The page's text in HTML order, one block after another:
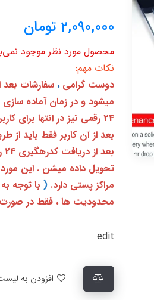
2,090,000 تومان
محصول مورد نظر موجود
نکات مهم:
دوست گرامی ، سفارشات
میشود و در زمان آماده
24 رقمی نیز در انتها برای کاربر پیامک خواهد شد
تحویل داده میشن . این
مراکز پستی دارد. ( با توجه
محدودیت ها ، فقط در صورت
edit